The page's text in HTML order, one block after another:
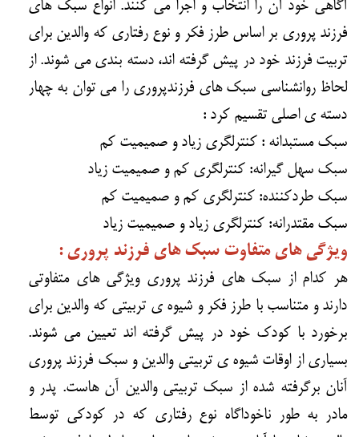
آگاهی خود آن را انتخاب و اجرا می کنند. انواع سبک های
فرزند پروری بر اساس طرز فکر و نوع رفتاری که والدین برای
تربیت فرزند خود در پیش گرفته اند، دسته بندی می شوند. از
لحاظ روانشناسی سبک های فرزندپروری را می توان به چهار
دسته ی اصلی تقسیم کرد :
سبک مستبدانه : کنترلگری زیاد و صمیمیت کم
سبک سهل گیرانه: کنترلگری کم و صمیمیت زیاد
سبک طردکننده: کنترلگری کم و صمیمیت کم
سبک مقتدرانه: کنترلگری زیاد و صمیمیت زیاد
ویژگی های متفاوت سبک های فرزند پروری :
هر کدام از سبک های فرزند پروری ویژگی های متفاوتی
دارند و متناسب با طرز فکر و شیوه ی تربیتی که والدین برای
برخورد با کودک خود در پیش گرفته اند تعیین می شوند.
بسیاری از اوقات شیوه ی تربیتی والدین و سبک فرزند پروری
آنان برگرفته شده از سبک تربیتی والدین آن هاست. پدر و
مادر به طور ناخوداگاه نوع رفتاری که در کودکی توسط